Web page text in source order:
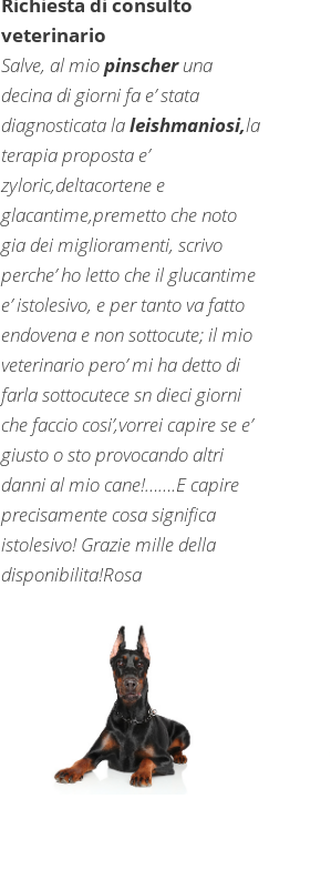
Richiesta di consulto
veterinario
Salve, al miopinscheruna
decina di giorni fa e’ stata
diagnosticata laleishmaniosi,la
terapia proposta e’
zyloric,deltacortene e
glacantime,premetto che noto
gia dei miglioramenti, scrivo
perche’ ho letto che il glucantime
e’ istolesivo, e per tanto va fatto
endovena e non sottocute; il mio
veterinario pero’ mi ha detto di
farla sottocutece sn dieci giorni
che faccio cosi’,vorrei capire se e’
giusto o sto provocando altri
danni al mio cane!…….E capire
precisamente cosa significa
istolesivo! Grazie mille della
disponibilita!Rosa